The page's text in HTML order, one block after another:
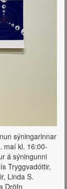
sýningarinnar
maí kl. 16:00-
á sýningunni
Tryggvadóttir,
Linda S.
Dröfn